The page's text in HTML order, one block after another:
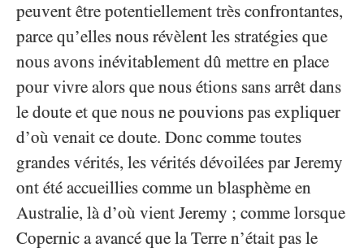
peuvent être potentiellement très confrontantes,
parce qu’elles nous révèlent les stratégies que
nous avons inévitablement dû mettre en place
pour vivre alors que nous étions sans arrêt dans
le doute et que nous ne pouvions pas expliquer
d’où venait ce doute. Donc comme toutes
grandes vérités, les vérités dévoilées par Jeremy
ont été accueillies comme un blasphème en
Australie, là d’où vient Jeremy ; comme lorsque
Copernic a avancé que la Terre n’était pas le